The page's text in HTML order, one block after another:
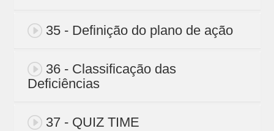
35 - Definição do plano de ação
36 - Classificação das
Deficiências
37 - QUIZ TIME